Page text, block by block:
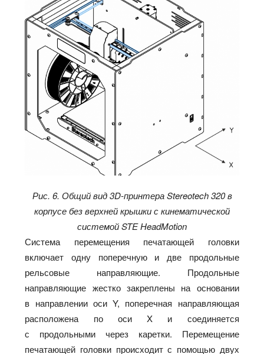
Рис. 6. Общий вид 3D-принтера Stereotech 320 в
корпусе без верхней крышки с кинематической
системой STE HeadMotion
Система перемещения печатающей головки
включает одну поперечную и две продольные
рельсовые направляющие. Продольные
направляющие жестко закреплены на основании
в направлении оси Y, поперечная направляющая
расположена по оси X и соединяется
с продольными через каретки. Перемещение
печатающей головки происходит с помощью двух